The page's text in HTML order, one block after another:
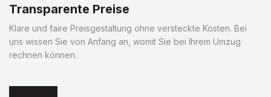
Transparente Preise
Klare und faire Preisgestaltung ohne versteckte Kosten. Bei
uns wissen Sie von Anfang an, womit Sie bei Ihrem Umzug
rechnen können.